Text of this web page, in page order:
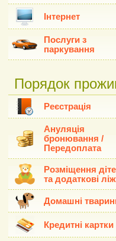
Інтернет
Послуги з
паркування
Порядок
Реєстрація
Ануляція
бронювання /
Передоплата
Розміщення
та додаткові
Домашні
Кредитні картки